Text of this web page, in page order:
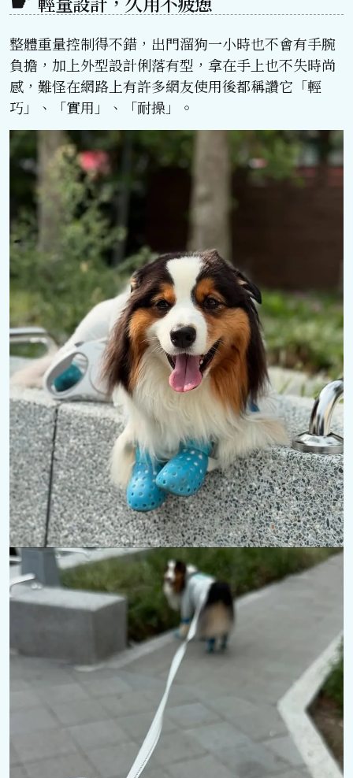
整體重量控制得不錯，出門溜狗一小時也不會有手腕
負擔，加上外型設計俐落有型，拿在手上也不失時尚
感，難怪在網路上有許多網友使用後都稱讚它「輕
巧」、「實用」、「耐操」。